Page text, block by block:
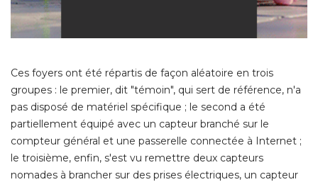
Ces foyers ont été répartis de façon aléatoire en trois
groupes : le premier, dit "témoin", qui sert de référence, n'a
pas disposé de matériel spécifique ; le second a été
partiellement équipé avec un capteur branché sur le
compteur général et une passerelle connectée à Internet ;
le troisième, enfin, s'est vu remettre deux capteurs
nomades à brancher sur des prises électriques, un capteur